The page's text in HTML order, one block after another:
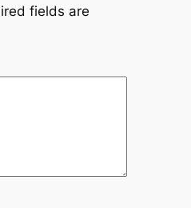
fields are